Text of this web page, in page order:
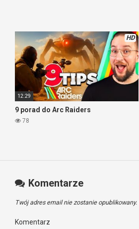
HD
12:29
9 porad do Arc Raiders
78
Komentarze
Twój adres email nie zostanie opublikowany.
Komentarz